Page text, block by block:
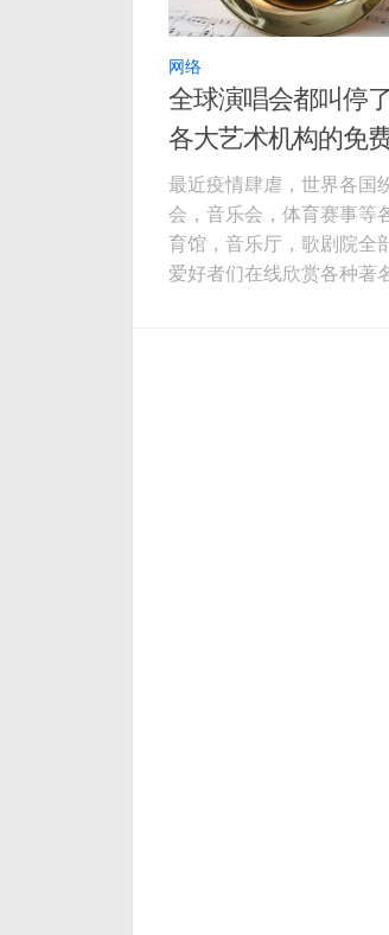
网络
全球演唱会都叫停
各大艺术机构的免
最近疫情肆虐，世界各国
会，音乐会，体育赛事等
育馆，音乐厅，歌剧院全
爱好者们在线欣赏各种著